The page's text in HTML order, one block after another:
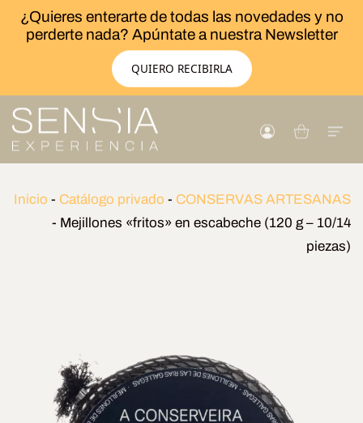
¿Quieres enterarte de todas las novedades y no
perderte nada? Apúntate a nuestra Newsletter
QUIERO RECIBIRLA
Inicio - Catálogo privado - CONSERVAS ARTESANAS
- Mejillones «fritos» en escabeche (120 g – 10/14
piezas)